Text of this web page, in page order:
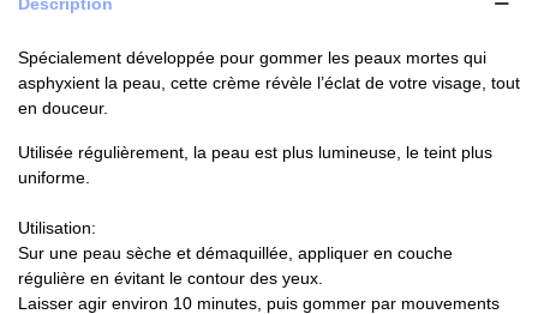
Spécialement développée pour gommer les peaux mortes qui
asphyxient la peau, cette crème révèle l’éclat de votre visage, tout
en douceur.
Utilisée régulièrement, la peau est plus lumineuse, le teint plus
uniforme.
Utilisation:
Sur une peau sèche et démaquillée, appliquer en couche
régulière en évitant le contour des yeux.
Laisser agir environ 10 minutes, puis gommer par mouvements